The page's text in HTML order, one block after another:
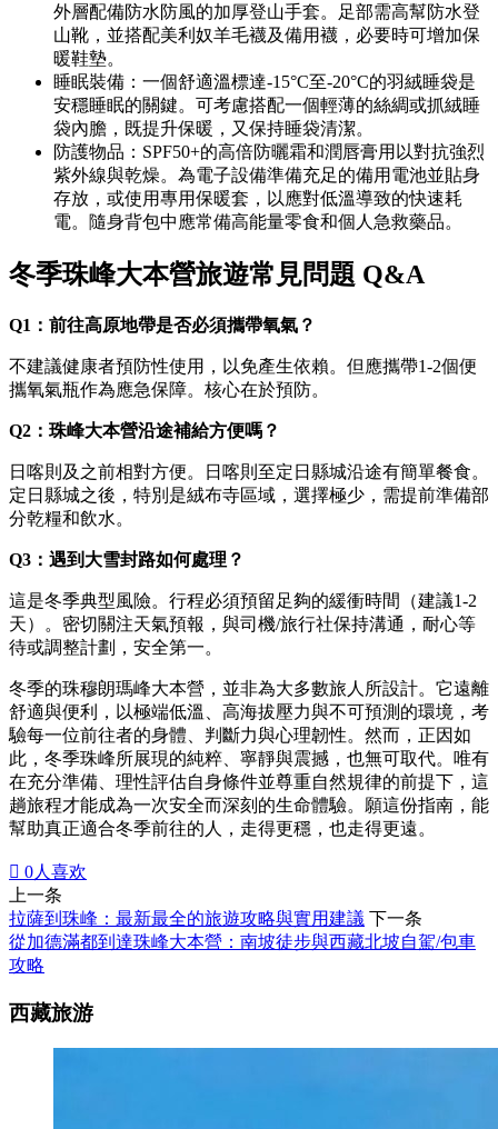
外層配備防水防風的加厚登山手套。足部需高幫防水登
山靴，並搭配美利奴羊毛襪及備用襪，必要時可增加保
暖鞋墊。
睡眠裝備：一個舒適溫標達-15°C至-20°C的羽絨睡袋是
安穩睡眠的關鍵。可考慮搭配一個輕薄的絲綢或抓絨睡
袋內膽，既提升保暖，又保持睡袋清潔。
防護物品：SPF50+的高倍防曬霜和潤唇膏用以對抗強烈
紫外線與乾燥。為電子設備準備充足的備用電池並貼身
存放，或使用專用保暖套，以應對低溫導致的快速耗
電。隨身背包中應常備高能量零食和個人急救藥品。
冬季珠峰大本營旅遊常見問題 Q&A
Q1： 前往高原地帶是否必須攜帶氧氣？
不建議健康者預防性使用，以免產生依賴。但應攜帶1-2個便
攜氧氣瓶作為應急保障。核心在於預防。
Q2： 珠峰大本營沿途補給方便嗎？
日喀則及之前相對方便。日喀則至定日縣城沿途有簡單餐食。
定日縣城之後，特別是絨布寺區域，選擇極少，需提前準備部
分乾糧和飲水。
Q3： 遇到大雪封路如何處理？
這是冬季典型風險。行程必須預留足夠的緩衝時間（建議1-2
天）。密切關注天氣預報，與司機/旅行社保持溝通，耐心等
待或調整計劃，安全第一。
冬季的珠穆朗瑪峰大本營，並非為大多數旅人所設計。它遠離
舒適與便利，以極端低溫、高海拔壓力與不可預測的環境，考
驗每一位前往者的身體、判斷力與心理韌性。然而，正因如
此，冬季珠峰所展現的純粹、寧靜與震撼，也無可取代。唯有
在充分準備、理性評估自身條件並尊重自然規律的前提下，這
趟旅程才能成為一次安全而深刻的生命體驗。願這份指南，能
幫助真正適合冬季前往的人，走得更穩，也走得更遠。
 0人喜欢
上一条
拉薩到珠峰：最新最全的旅遊攻略與實用建議 下一条
從加德滿都到達珠峰大本營：南坡徒步與西藏北坡自駕/包車
攻略
西藏旅游